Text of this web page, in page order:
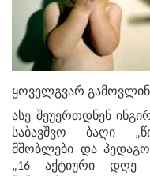
ყოველგვარ
ასე შეუერთდნენ
საბავშვო ბაღი
მშობლები და
„16 აქტიური დღე